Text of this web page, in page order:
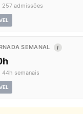
admissões
SEMANAL I
semanais